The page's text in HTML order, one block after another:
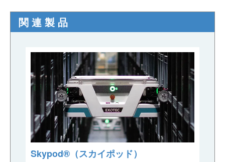
関連製品
Skypod®（スカイポッド）